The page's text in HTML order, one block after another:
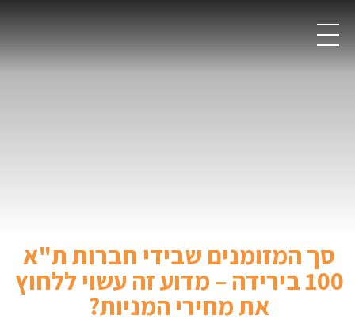
סך המזומנים שבידי חברות ת"א
100 בירידה – מדוע זה עשוי ללחוץ
את מחירי המניות?